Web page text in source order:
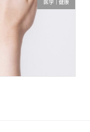
医学｜健康